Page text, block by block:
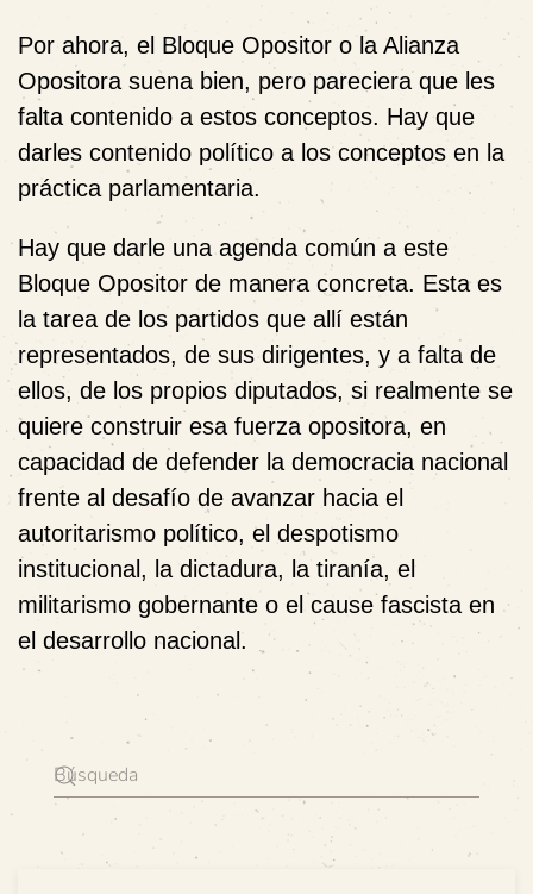
Por ahora, el Bloque Opositor o la Alianza
Opositora suena bien, pero pareciera que les
falta contenido a estos conceptos. Hay que
darles contenido político a los conceptos en la
práctica parlamentaria.
Hay que darle una agenda común a este
Bloque Opositor de manera concreta. Esta es
la tarea de los partidos que allí están
representados, de sus dirigentes, y a falta de
ellos, de los propios diputados, si realmente se
quiere construir esa fuerza opositora, en
capacidad de defender la democracia nacional
frente al desafío de avanzar hacia el
autoritarismo político, el despotismo
institucional, la dictadura, la tiranía, el
militarismo gobernante o el cause fascista en
el desarrollo nacional.